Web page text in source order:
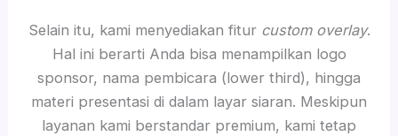
Selain itu, kami menyediakan fitur custom overlay.
Hal ini berarti Anda bisa menampilkan logo
sponsor, nama pembicara (lower third), hingga
materi presentasi di dalam layar siaran. Meskipun
layanan kami berstandar premium, kami tetap